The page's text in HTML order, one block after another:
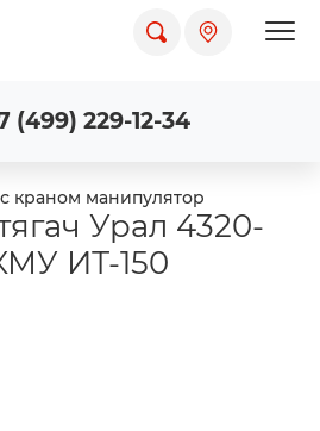
(499) 229-12-34
краном манипулятор
Урал 4320-
ИТ-150